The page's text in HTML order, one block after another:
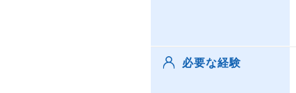
必要な経験